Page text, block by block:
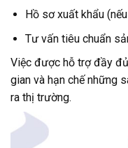
Hồ sơ xuất khẩu
Tư vấn tiêu chuẩn
Việc được hỗ trợ đầy
gian và hạn chế những
ra thị trường.